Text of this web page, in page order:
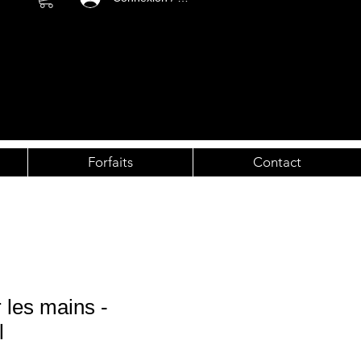
Forfaits Contact
les mains -